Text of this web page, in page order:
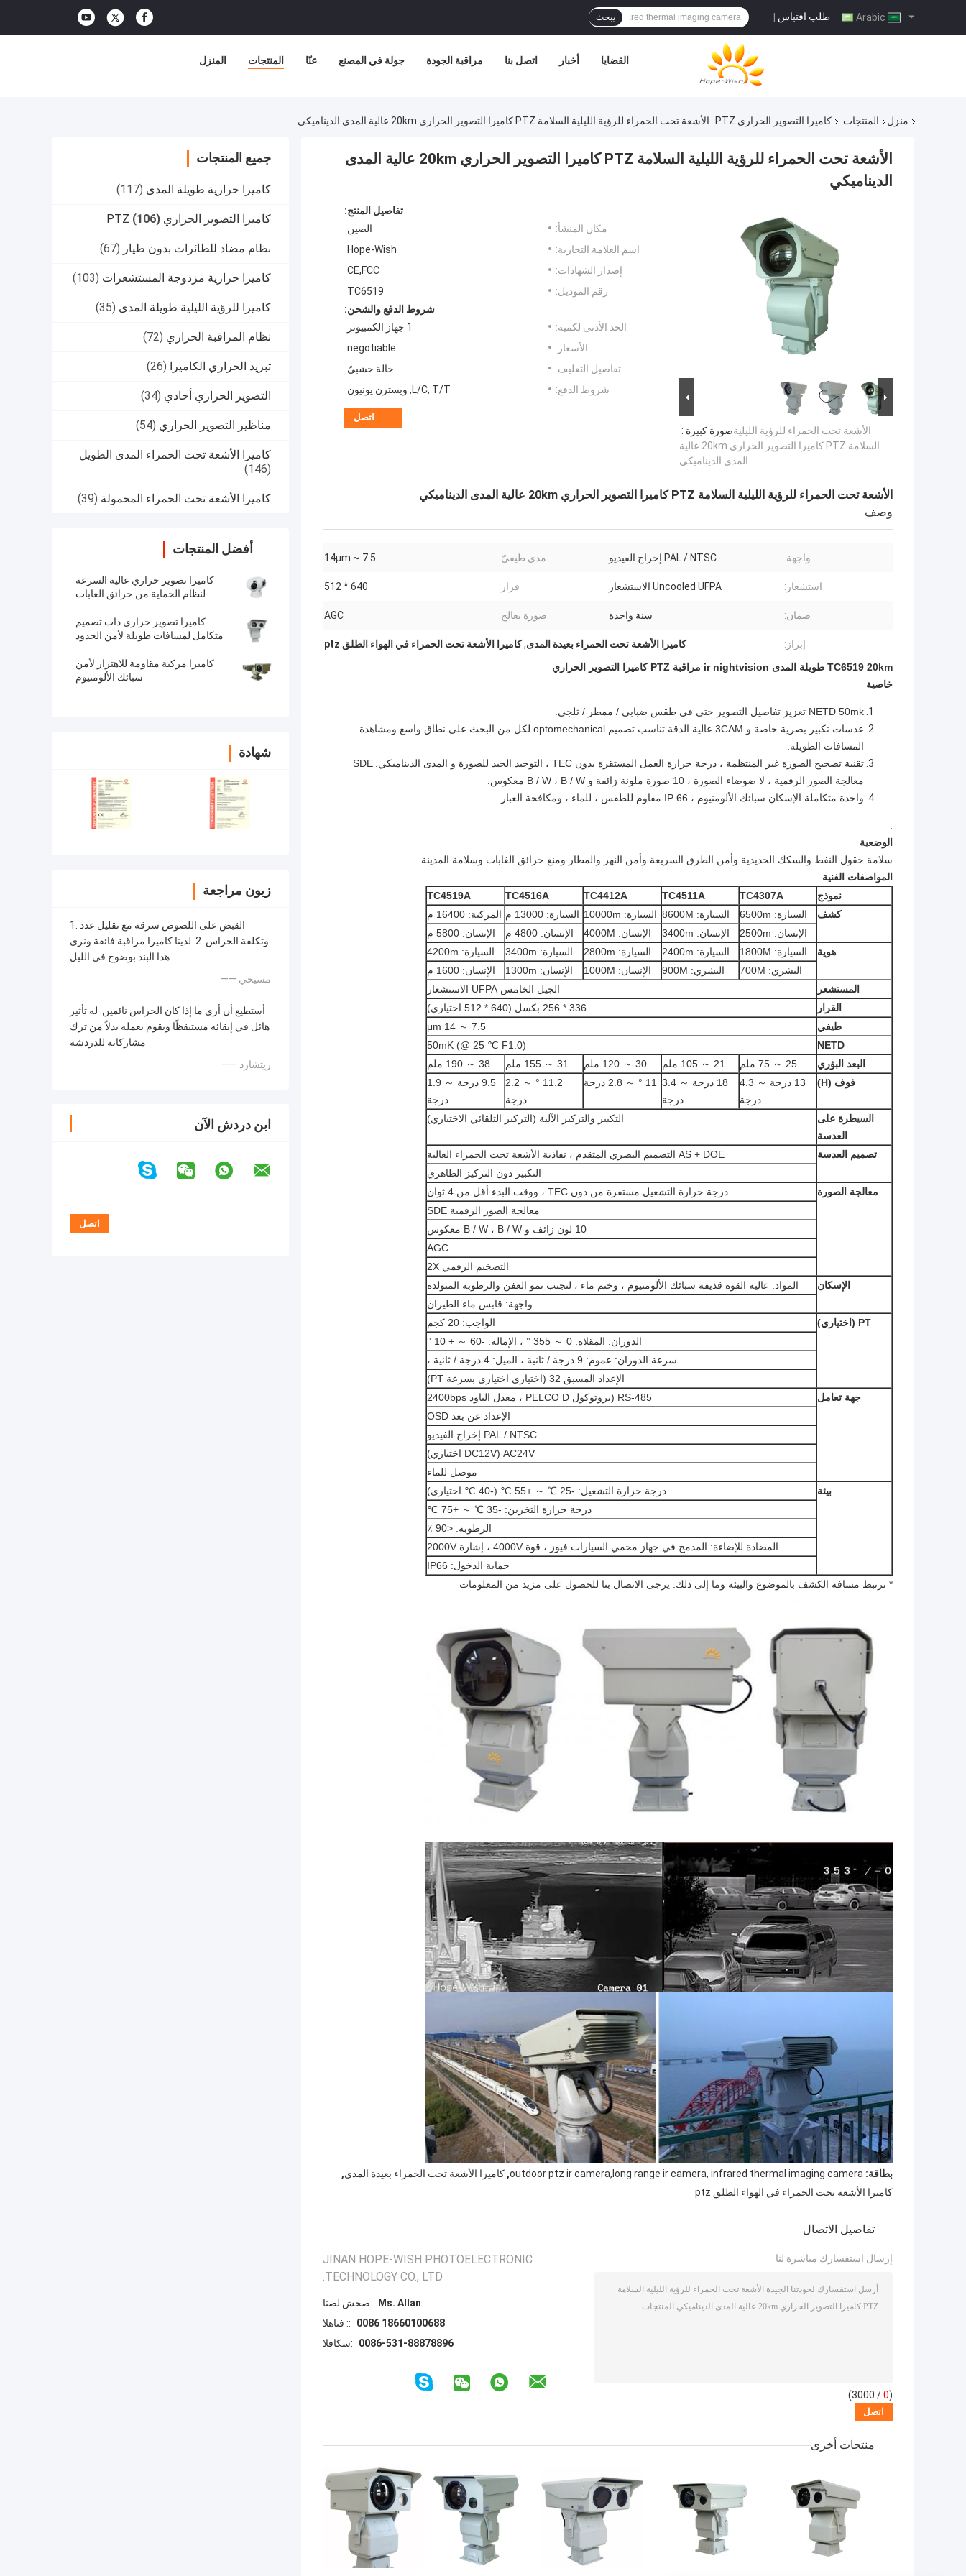
طلب اقتباس | يبحث
المنزل المنتجات عنّا جولة في المصنع مراقبة الجودة اتصل بنا أخبار القضايا
منزل المنتجات كاميرا التصوير الحراري PTZ الأشعة تحت الحمراء للرؤية الليلية السلامة PTZ كاميرا التصوير الحراري 20km عالية المدى الديناميكي
جميع المنتجات
كاميرا حرارية طويلة المدى (117)
كاميرا التصوير الحراري PTZ (106)
نظام مضاد للطائرات بدون طيار (67)
كاميرا حرارية مزدوجة المستشعرات (103)
كاميرا للرؤية الليلية طويلة المدى (35)
نظام المراقبة الحراري (72)
تبريد الحراري الكاميرا (26)
التصوير الحراري أحادي (34)
مناظير التصوير الحراري (54)
كاميرا الأشعة تحت الحمراء المدى الطويل
(146)
كاميرا الأشعة تحت الحمراء المحمولة (39)
أفضل المنتجات
كاميرا تصوير حراري عالية السرعة
لنظام الحماية من حرائق الغابات
كاميرا تصوير حراري ذات تصميم
متكامل لمسافات طويلة لأمن الحدود
كاميرا مركبة مقاومة للاهتزاز لأمن
سبائك الألومنيوم
شهادة
زبون مراجعة
1. القبض على اللصوص سرقة مع تقليل عدد
وتكلفة الحراس. 2. لدينا كاميرا مراقبة فائقة ونرى
هذا البند بوضوح في الليل
—— مسيحي
أستطيع أن أرى ما إذا كان الحراس نائمين. له تأثير
هائل في إبقائه مستيقظًا ويقوم بعمله بدلاً من ترك
مشاركاته للدردشة
—— ريتشارد
ابن دردش الآن
الأشعة تحت الحمراء للرؤية الليلية السلامة PTZ كاميرا التصوير الحراري 20km عالية المدى
الديناميكي
صورة كبيرة :الأشعة تحت الحمراء للرؤية الليلية
السلامة PTZ كاميرا التصوير الحراري 20km عالية
المدى الديناميكي
تفاصيل المنتج:
مكان المنشأ:
الصين
اسم العلامة التجارية:
Hope-Wish
إصدار الشهادات:
CE,FCC
رقم الموديل:
TC6519
شروط الدفع والشحن:
الحد الأدنى لكمية:
1 جهاز الكمبيوتر
الأسعار:
negotiable
تفاصيل التغليف:
حالة خشبيّ
شروط الدفع:
L/C, T/T, ويسترن يونيون
اتصل
الأشعة تحت الحمراء للرؤية الليلية السلامة PTZ كاميرا التصوير الحراري 20km عالية المدى الديناميكي
وصف
واجهة: PAL / NTSC إخراج الفيديو مدى طيفيّ: 7.5 ~ 14μm
استشعار: Uncooled UFPA الاستشعار قرار: 640 * 512
ضمان: سنة واحدة صورة يعالج: AGC
إبراز: كاميرا الأشعة تحت الحمراء بعيدة المدى,كاميرا الأشعة تحت الحمراء في الهواء الطلق ptz
TC6519 20km طويلة المدى ir nightvision مراقبة PTZ كاميرا التصوير الحراري
خاصية
NETD 50mk تعزيز تفاصيل التصوير حتى في طقس ضبابي / ممطر / ثلجي.
عدسات تكبير بصرية خاصة و 3CAM عالية الدقة تناسب تصميم optomechanical لكل من البحث على نطاق واسع ومشاهدة
المسافات الطويلة.
تقنية تصحيح الصورة غير المنتظمة ، درجة حرارة العمل المستقرة بدون TEC ، التوحيد الجيد للصورة و المدى الديناميكي.
SDE
معالجة الصور الرقمية ، لا ضوضاء الصورة ، 10 صورة ملونة زائفة و B / W ، B / W معكوس.
واحدة متكاملة الإسكان سبائك الألومنيوم ، IP 66 مقاوم للطقس ، للماء ، ومكافحة الغبار.
.
الوضعية
سلامة حقول النفط والسكك الحديدية وأمن الطرق السريعة وأمن النهر والمطار ومنع حرائق الغابات وسلامة المدينة.
المواصفات الفنية
نموذج
TC4307A
TC4511A
TC4412A
TC4516A
TC4519A
كشف
السيارة: 6500m السيارة: 8600M السيارة: 10000m السيارة: 13000 م
المركبة: 16400 م
الإنسان: 2500m
الإنسان: 3400m الإنسان: 4000M الإنسان: 4800 م
الإنسان: 5800 م
هوية
السيارة: 1800M السيارة: 2400m السيارة: 2800m السيارة: 3400m
السيارة: 4200m
البشري: 700M
البشري: 900M الإنسان: 1000M الإنسان: 1300m
الإنسان: 1600 م
المستشعر
الجيل الخامس UFPA الاستشعار
القرار
336 * 256 بكسل (640 * 512 اختياري)
طيفي
7.5 ～ 14 μm
NETD
50mK (@ 25 ℃ F1.0)
البعد البؤري
25 ～ 75 ملم 21 ～ 105 ملم 30 ～ 120 ملم 31 ～ 155 ملم
38 ～ 190 ملم
فوف (H)
13 درجة ～ 4.3
درجة
18 درجة ～ 3.4
درجة
11 ° ～ 2.8 درجة
11.2 ° ～ 2.2
درجة
9.5 درجة ～ 1.9
درجة
السيطرة على
العدسة
التكبير والتركيز الآلية (التركيز التلقائي الاختياري)
تصميم العدسة
AS + DOE التصميم البصري المتقدم ، نفاذية الأشعة تحت الحمراء العالية
التكبير دون التركيز الظاهري
معالجة الصورة
درجة حرارة التشغيل مستقرة من دون TEC ، ووقت البدء أقل من 4 ثوان
معالجة الصور الرقمية SDE
10 لون زائف و B / W ، B / W معكوس
AGC
التضخيم الرقمي 2X
الإسكان
المواد: عالية القوة قذيفة سبائك الألومنيوم ، وختم ماء ، لتجنب نمو العفن والرطوبة المتولدة
واجهة: قابس ماء الطيران
PT (اختياري)
الواجب: 20 كجم
الدوران: المقلاة: 0 ～ 355 ° ، الإمالة: -60 ～ + 10 °
سرعة الدوران: عموم: 9 درجة / ثانية ، الميل: 4 درجة / ثانية ،
الإعداد المسبق 32 (اختياري اختياري بسرعة PT)
جهة تعامل
RS-485 (بروتوكول PELCO D ، معدل الباود 2400bps
الإعداد عن بعد OSD
PAL / NTSC إخراج الفيديو
AC24V (DC12V اختياري)
موصل للماء
بيئة
درجة حرارة التشغيل: -25 ℃ ～ +55 ℃ (-40 ℃ اختياري)
درجة حرارة التخزين: -35 ℃ ～ +75 ℃
الرطوبة: <90 ٪
المضادة للإضاءة: المدمج في جهاز محمي السيارات فيوز ، قوة 4000V ، إشارة 2000V
حماية الدخول: IP66
* ترتبط مسافة الكشف بالموضوع والبيئة وما إلى ذلك. يرجى الاتصال بنا للحصول على مزيد من المعلومات
بطاقة: outdoor ptz ir camera,long range ir camera, infrared thermal imaging camera
, كاميرا الأشعة تحت الحمراء بعيدة المدى,
كاميرا الأشعة تحت الحمراء في الهواء الطلق ptz
تفاصيل الاتصال
JINAN HOPE-WISH PHOTOELECTRONIC
TECHNOLOGY CO., LTD.
اتصل شخص:
Ms. Allan
الهاتف ::
0086 18660100688
الفاكس:
0086-531-88878896
إرسال استفسارك مباشرة لنا
(
0
/ 3000)
منتجات أخرى